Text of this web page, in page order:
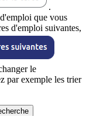
.
que vous
d'emploi suivantes,
le
par exemple les trier